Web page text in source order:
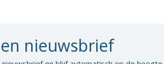
nieuwsbrief